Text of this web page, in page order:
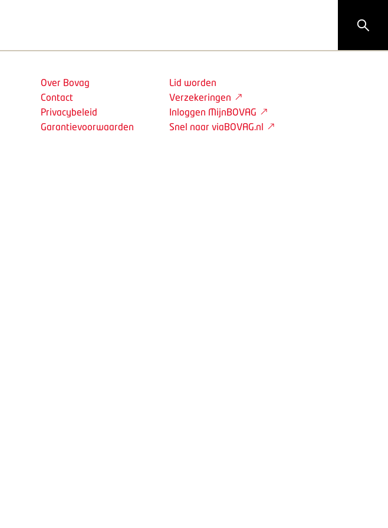
Over Bovag
Contact
Privacybeleid
Garantievoorwaarden
Lid worden
Verzekeringen
Inloggen MijnBOVAG
Snel naar viaBOVAG.nl